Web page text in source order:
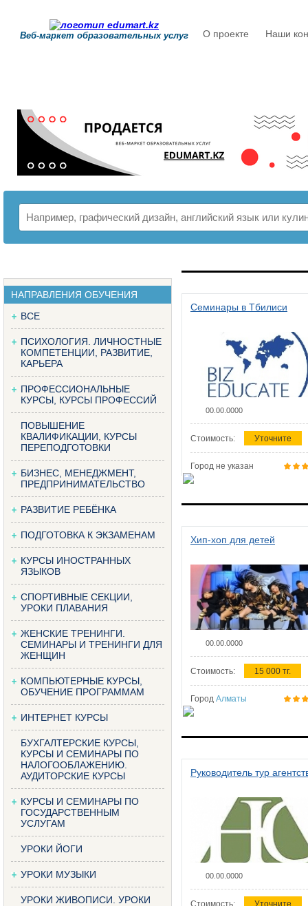
Веб-маркет образовательных услуг О проекте Наши
НАПРАВЛЕНИЯ ОБУЧЕНИЯ
ВСЕ
ПСИХОЛОГИЯ. ЛИЧНОСТНЫЕ
КОМПЕТЕНЦИИ, РАЗВИТИЕ,
КАРЬЕРА
ПРОФЕССИОНАЛЬНЫЕ
КУРСЫ, КУРСЫ ПРОФЕССИЙ
ПОВЫШЕНИЕ
КВАЛИФИКАЦИИ, КУРСЫ
ПЕРЕПОДГОТОВКИ
БИЗНЕС, МЕНЕДЖМЕНТ,
ПРЕДПРИНИМАТЕЛЬСТВО
РАЗВИТИЕ РЕБЁНКА
ПОДГОТОВКА К ЭКЗАМЕНАМ
КУРСЫ ИНОСТРАННЫХ
ЯЗЫКОВ
СПОРТИВНЫЕ СЕКЦИИ,
УРОКИ ПЛАВАНИЯ
ЖЕНСКИЕ ТРЕНИНГИ.
СЕМИНАРЫ И ТРЕНИНГИ ДЛЯ
ЖЕНЩИН
КОМПЬЮТЕРНЫЕ КУРСЫ,
ОБУЧЕНИЕ ПРОГРАММАМ
ИНТЕРНЕТ КУРСЫ
БУХГАЛТЕРСКИЕ КУРСЫ,
КУРСЫ И СЕМИНАРЫ ПО
НАЛОГООБЛАЖЕНИЮ.
АУДИТОРСКИЕ КУРСЫ
КУРСЫ И СЕМИНАРЫ ПО
ГОСУДАРСТВЕННЫМ
УСЛУГАМ
УРОКИ ЙОГИ
УРОКИ МУЗЫКИ
УРОКИ ЖИВОПИСИ. УРОКИ
Семинары в Тбилиси
00.00.0000
Стоимость: Уточните
Город не указан
Хип-хоп для детей
00.00.0000
Стоимость: 15 000 тг.
Город Алматы
Руководитель тур
00.00.0000
Стоимость: Уточните